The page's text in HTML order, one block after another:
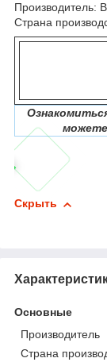
Производитель:
Страна
Скрыть
Основные
Производитель
Страна